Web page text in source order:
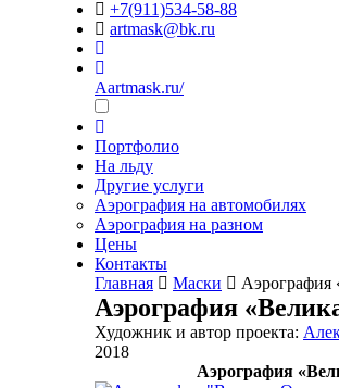
+7(911)534-58-88
artmask@bk.ru
Aartmask.ru/
Портфолио
На льду
Другие услуги
Аэрография на автомобилях
Аэрография на разном
Цены
Контакты
Главная
Маски Аэрография
Аэрография
Художник и автор проекта:
2018
Аэрография